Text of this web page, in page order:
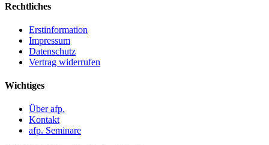
Rechtliches
Erstinformation
Impressum
Datenschutz
Vertrag widerrufen
Wichtiges
Über afp.
Kontakt
afp. Seminare